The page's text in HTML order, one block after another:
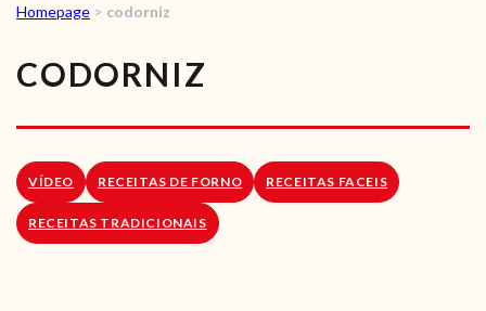
RECEITAS VEGGIE
SOBRE NÓS
LOJA ONLINE
Homepage > codorniz
CODORNIZ
VÍDEO RECEITAS DE FORNO RECEITAS FACEIS
RECEITAS TRADICIONAIS